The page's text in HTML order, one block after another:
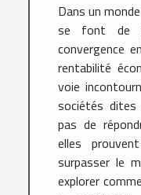
Dans un
se font de
convergence
rentabilité
voie
sociétés
pas de
elles
surpasser le
explorer